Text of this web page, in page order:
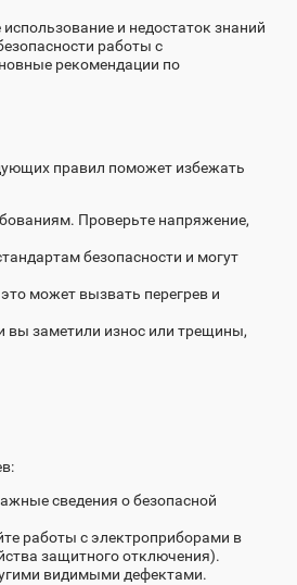
и недостаток знаний
работы с
рекомендации по
правил поможет избежать
Проверьте напряжение,
безопасности и могут
может вызвать перегрев и
вы заметили износ или трещины,
сведения о безопасной
работы с электроприборами в
защитного отключения).
видимыми дефектами.